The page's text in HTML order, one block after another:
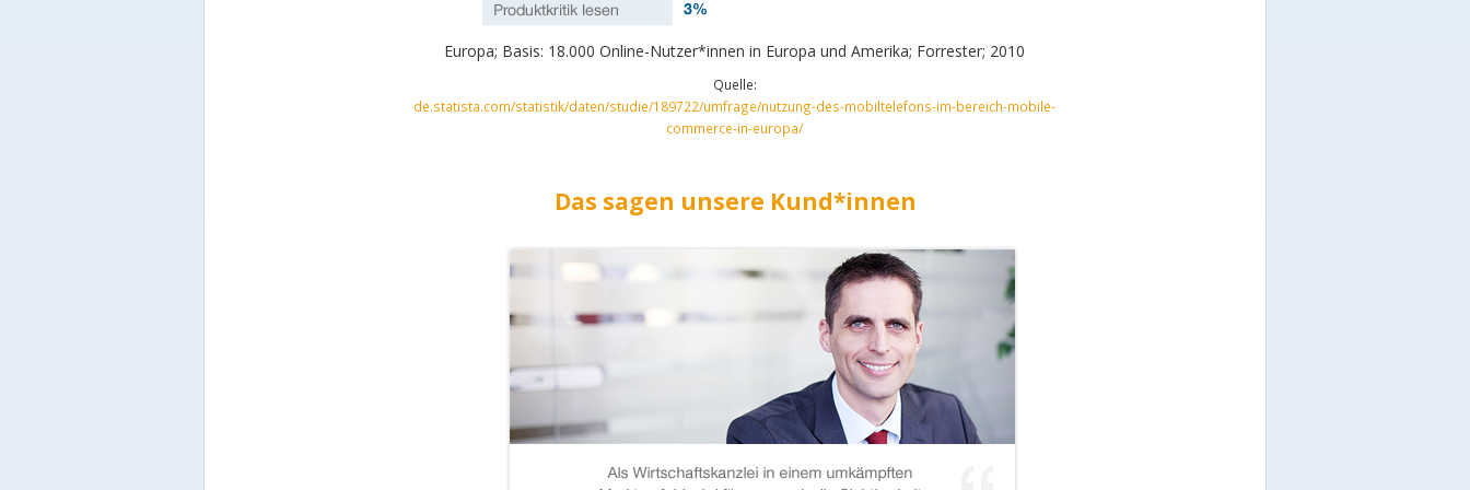
Europa; Basis: 18.000 Online-Nutzer*innen in Europa und Amerika; Forrester; 2010
Quelle:
de.statista.com/statistik/daten/studie/189722/umfrage/nutzung-des-mobiltelefons-im-bereich-mobile-
commerce-in-europa/
Das sagen unsere Kund*innen